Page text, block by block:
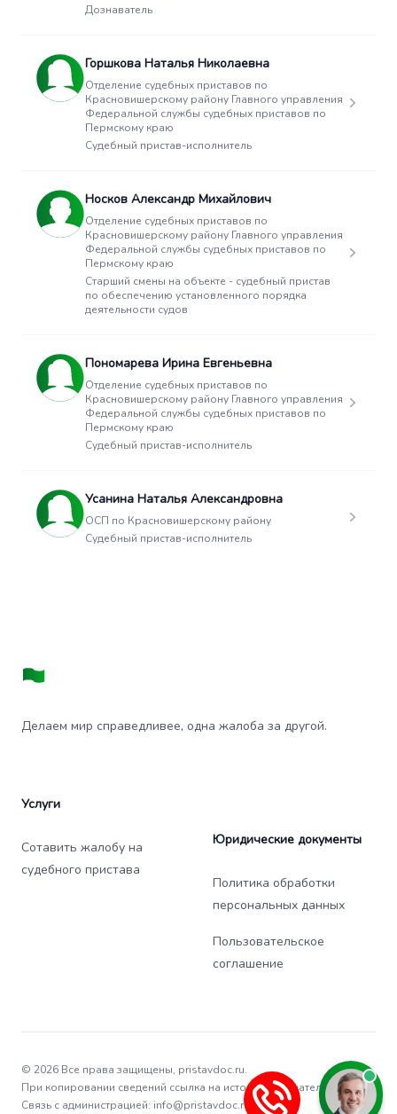
Дознаватель
Горшкова Наталья Николаевна
Отделение судебных приставов по
Красновишерскому району Главного управления
Федеральной службы судебных приставов по
Пермскому краю
Судебный пристав-исполнитель
Носков Александр Михайлович
Отделение судебных приставов по
Красновишерскому району Главного управления
Федеральной службы судебных приставов по
Пермскому краю
Старший смены на объекте - судебный пристав
по обеспечению установленного порядка
деятельности судов
Пономарева Ирина Евгеньевна
Отделение судебных приставов по
Красновишерскому району Главного управления
Федеральной службы судебных приставов по
Пермскому краю
Судебный пристав-исполнитель
Усанина Наталья Александровна
ОСП по Красновишерскому району
Судебный пристав-исполнитель
Делаем мир справедливее, одна жалоба за другой.
Услуги
Сотавить жалобу на
судебного пристава
Юридические документы
Политика обработки
персональных данных
Пользовательское
соглашение
© 2026 Все права защищены, pristavdoc.ru.
При копировании сведений ссылка на источник обязательна.
Связь с администрацией: info@pristavdoc.ru.